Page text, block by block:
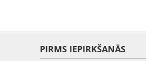
PIRMS IEPIRKŠANĀS